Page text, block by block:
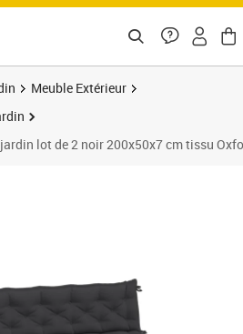
Meuble Extérieur
lot de 2 noir 200x50x7 cm tissu